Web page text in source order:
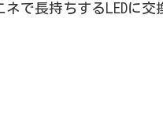
で長持ちするLEDに交